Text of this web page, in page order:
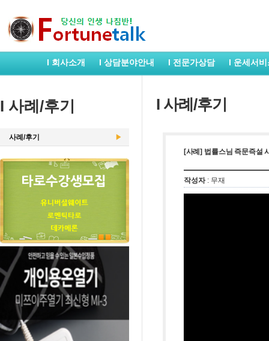
I 회사소개 I 상담분야안내 I 전문가상담 I 운세서비
I 사례/후기
사례/후기
I 사례/후기
[사례] 법률스님 즉문즉설
작성자: 무재